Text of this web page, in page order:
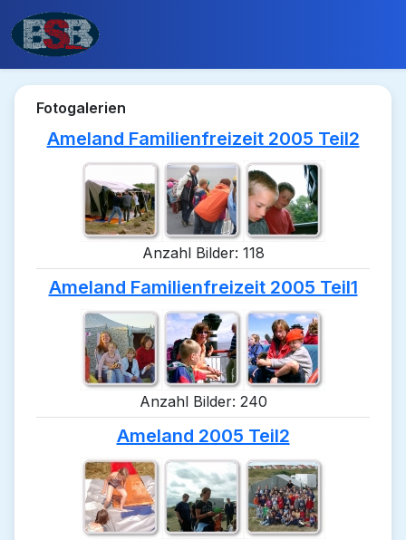
Fotogalerien
Ameland Familienfreizeit 2005 Teil2
Anzahl Bilder: 118
Ameland Familienfreizeit 2005 Teil1
Anzahl Bilder: 240
Ameland 2005 Teil2